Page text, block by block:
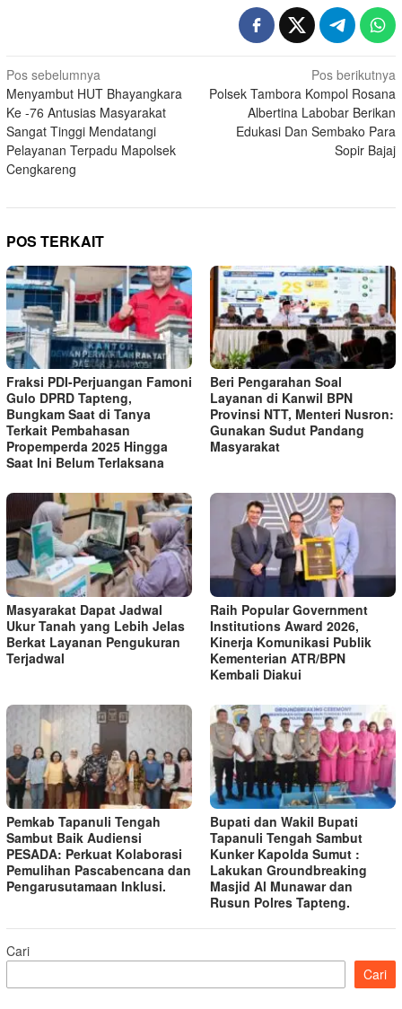
Navigasi
pos
Pos sebelumnya
Menyambut HUT Bhayangkara
Ke -76 Antusias Masyarakat
Sangat Tinggi Mendatangi
Pelayanan Terpadu Mapolsek
Cengkareng
Pos berikutnya
Polsek Tambora Kompol Rosana
Albertina Labobar Berikan
Edukasi Dan Sembako Para
Sopir Bajaj
POS TERKAIT
Fraksi PDI-Perjuangan Famoni
Gulo DPRD Tapteng,
Bungkam Saat di Tanya
Terkait Pembahasan
Propemperda 2025 Hingga
Saat Ini Belum Terlaksana
Beri Pengarahan Soal
Layanan di Kanwil BPN
Provinsi NTT, Menteri Nusron:
Gunakan Sudut Pandang
Masyarakat
Masyarakat Dapat Jadwal
Ukur Tanah yang Lebih Jelas
Berkat Layanan Pengukuran
Terjadwal
Raih Popular Government
Institutions Award 2026,
Kinerja Komunikasi Publik
Kementerian ATR/BPN
Kembali Diakui
Pemkab Tapanuli Tengah
Sambut Baik Audiensi
PESADA: Perkuat Kolaborasi
Pemulihan Pascabencana dan
Pengarusutamaan Inklusi.
Bupati dan Wakil Bupati
Tapanuli Tengah Sambut
Kunker Kapolda Sumut :
Lakukan Groundbreaking
Masjid Al Munawar dan
Rusun Polres Tapteng.
Cari
Cari